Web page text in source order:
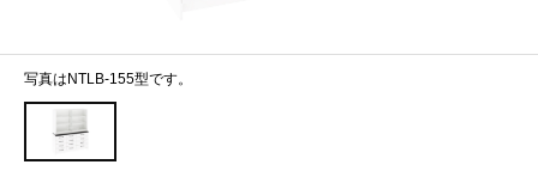
写真はNTLB-155型です。